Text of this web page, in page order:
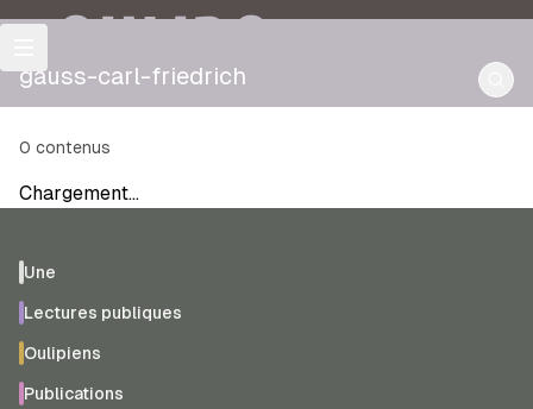
OULIPO
gauss-carl-friedrich
0 contenus
Chargement…
Une
Lectures publiques
Oulipiens
Publications